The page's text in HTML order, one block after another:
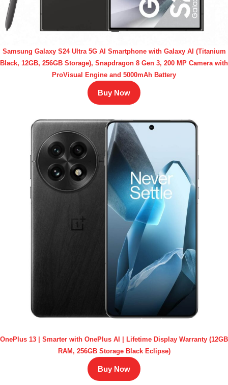
Samsung Galaxy S24 Ultra 5G AI Smartphone with Galaxy AI (Titanium
Black, 12GB, 256GB Storage), Snapdragon 8 Gen 3, 200 MP Camera with
ProVisual Engine and 5000mAh Battery
Buy Now
OnePlus 13 | Smarter with OnePlus AI | Lifetime Display Warranty (12GB
RAM, 256GB Storage Black Eclipse)
Buy Now